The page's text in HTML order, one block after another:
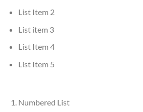
List Item 2
List item 3
List Item 4
List Item 5
Numbered List